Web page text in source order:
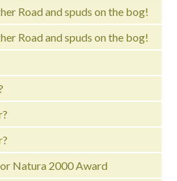
Road and spuds on the bog!
Road and spuds on the bog!
Natura 2000 Award